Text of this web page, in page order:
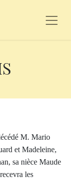
M. Mario
et Madeleine,
sa nièce Maude
les